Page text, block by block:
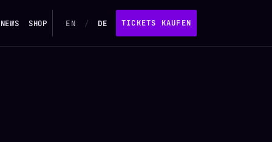
NEWS SHOP EN / DE TICKETS KAUFEN